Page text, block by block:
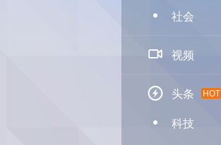
D 社会
 视频
 头条 HOT
D 科技